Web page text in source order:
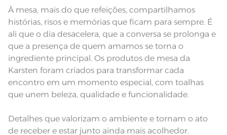
À mesa, mais do que refeições, compartilhamos
histórias, risos e memórias que ficam para sempre. É
ali que o dia desacelera, que a conversa se prolonga e
que a presença de quem amamos se torna o
ingrediente principal. Os produtos de mesa da
Karsten foram criados para transformar cada
encontro em um momento especial, com toalhas
que unem beleza, qualidade e funcionalidade.
Detalhes que valorizam o ambiente e tornam o ato
de receber e estar junto ainda mais acolhedor.